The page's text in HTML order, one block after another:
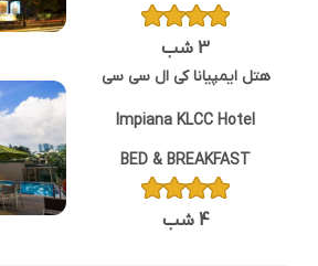
3 شب
هتل ایمپیانا کی ال سی سی
Impiana KLCC Hotel
BED & BREAKFAST
4 شب